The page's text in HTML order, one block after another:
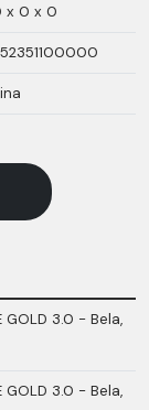
x 0 x 0
GOLD 3.0 - Bela,
GOLD 3.0 - Bela,